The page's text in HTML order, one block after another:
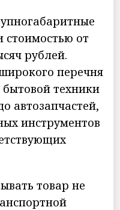
стоимостью от
рублей.
перечня
техники
автозапчастей,
инструментов
товар не